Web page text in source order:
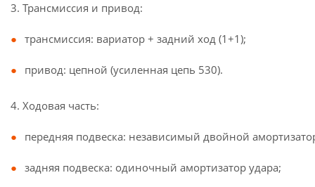
3. Трансмиссия и привод:
трансмиссия: вариатор + задний ход (1+1);
привод: цепной (усиленная цепь 530).
4. Ходовая часть:
передняя подвеска: независимый двойной
задняя подвеска: одиночный амортизатор удара;